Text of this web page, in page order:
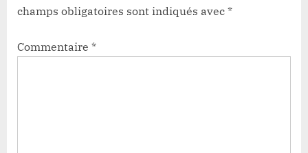
champs obligatoires sont indiqués avec *
Commentaire *